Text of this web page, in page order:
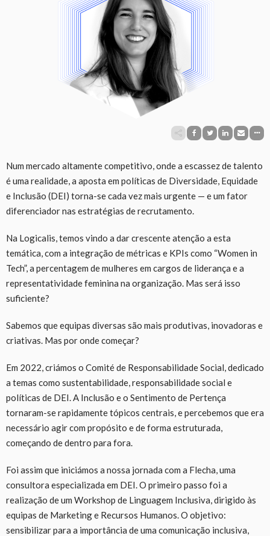
Num mercado altamente competitivo, onde a escassez de talento
é uma realidade, a aposta em políticas de Diversidade, Equidade
e Inclusão (DEI) torna-se cada vez mais urgente — e um fator
diferenciador nas estratégias de recrutamento.
Na Logicalis, temos vindo a dar crescente atenção a esta
temática, com a integração de métricas e KPIs como “Women in
Tech”, a percentagem de mulheres em cargos de liderança e a
representatividade feminina na organização. Mas será isso
suficiente?
Sabemos que equipas diversas são mais produtivas, inovadoras e
criativas. Mas por onde começar?
Em 2022, criámos o Comité de Responsabilidade Social, dedicado
a temas como sustentabilidade, responsabilidade social e
políticas de DEI. A Inclusão e o Sentimento de Pertença
tornaram-se rapidamente tópicos centrais, e percebemos que era
necessário agir com propósito e de forma estruturada,
começando de dentro para fora.
Foi assim que iniciámos a nossa jornada com a Flecha, uma
consultora especializada em DEI. O primeiro passo foi a
realização de um Workshop de Linguagem Inclusiva, dirigido às
equipas de Marketing e Recursos Humanos. O objetivo:
sensibilizar para a importância de uma comunicação inclusiva,